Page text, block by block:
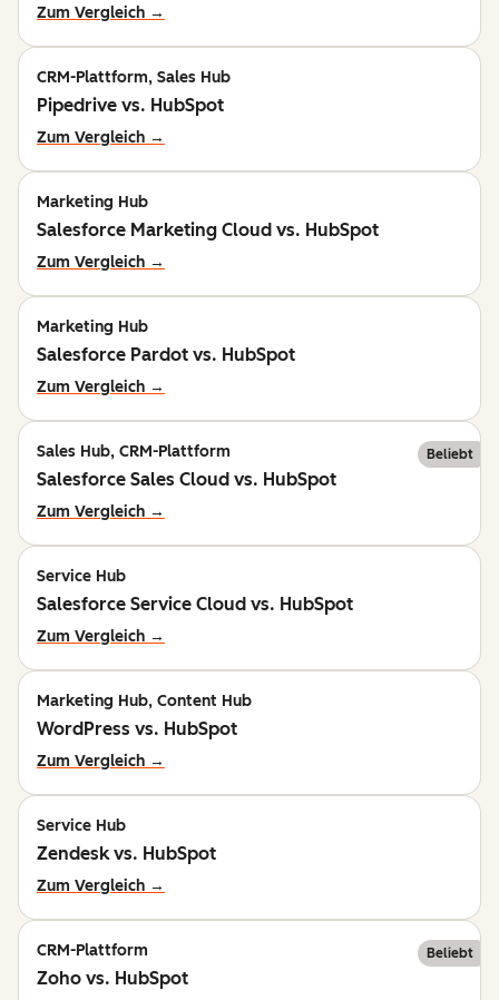
Zum Vergleich →
CRM-Plattform, Sales Hub
Pipedrive vs. HubSpot
Zum Vergleich →
Marketing Hub
Salesforce Marketing Cloud vs. HubSpot
Zum Vergleich →
Marketing Hub
Salesforce Pardot vs. HubSpot
Zum Vergleich →
Sales Hub, CRM-Plattform Beliebt
Salesforce Sales Cloud vs. HubSpot
Zum Vergleich →
Service Hub
Salesforce Service Cloud vs. HubSpot
Zum Vergleich →
Marketing Hub, Content Hub
WordPress vs. HubSpot
Zum Vergleich →
Service Hub
Zendesk vs. HubSpot
Zum Vergleich →
CRM-Plattform Beliebt
Zoho vs. HubSpot